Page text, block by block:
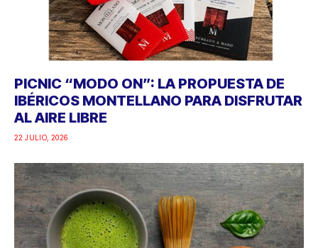
PICNIC “MODO ON”: LA PROPUESTA DE
IBÉRICOS MONTELLANO PARA DISFRUTAR
AL AIRE LIBRE
22 JULIO, 2026